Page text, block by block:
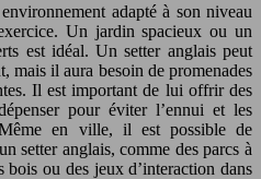
adapté à son niveau
Un jardin spacieux ou un
est idéal. Un setter anglais peut
mais il aura besoin de promenades
Il est important de lui offrir des
pour éviter l’ennui et les
Même en ville, il est possible de
setter anglais, comme des parcs à
bois ou des jeux d’interaction dans